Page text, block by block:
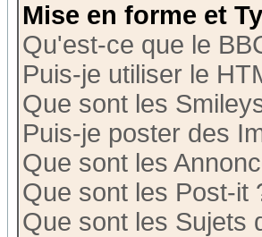
Mise en forme et
Qu'est-ce que le
Puis-je utiliser le
Que sont les
Puis-je poster des
Que sont les
Que sont les Post-it
Que sont les Sujets